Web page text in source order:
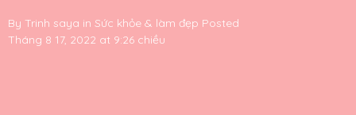
By Trinh saya in Sức khỏe & làm đẹp Posted
Tháng 8 17, 2022 at 9:26 chiều